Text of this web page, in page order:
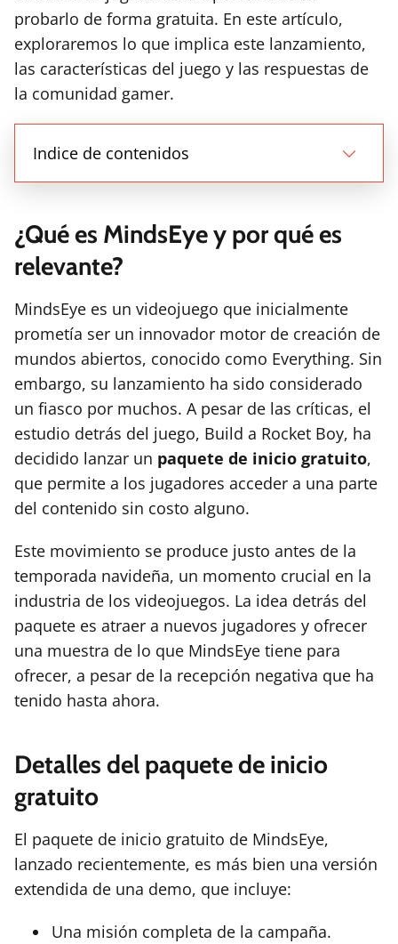
probarlo de forma gratuita. En este artículo,
exploraremos lo que implica este lanzamiento,
las características del juego y las respuestas de
la comunidad gamer.
Indice de contenidos
¿Qué es MindsEye y por qué es
relevante?
MindsEye es un videojuego que inicialmente
prometía ser un innovador motor de creación de
mundos abiertos, conocido como Everything. Sin
embargo, su lanzamiento ha sido considerado
un fiasco por muchos. A pesar de las críticas, el
estudio detrás del juego, Build a Rocket Boy, ha
decidido lanzar un paquete de inicio gratuito,
que permite a los jugadores acceder a una parte
del contenido sin costo alguno.
Este movimiento se produce justo antes de la
temporada navideña, un momento crucial en la
industria de los videojuegos. La idea detrás del
paquete es atraer a nuevos jugadores y ofrecer
una muestra de lo que MindsEye tiene para
ofrecer, a pesar de la recepción negativa que ha
tenido hasta ahora.
Detalles del paquete de inicio
gratuito
El paquete de inicio gratuito de MindsEye,
lanzado recientemente, es más bien una versión
extendida de una demo, que incluye:
Una misión completa de la campaña.